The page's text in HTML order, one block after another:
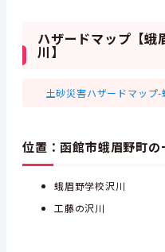
ハザードマップ【蛾
川】
土砂災害ハザードマッ
位置：函館市蛾眉野町の
蛾眉野学校沢川
工藤の沢川